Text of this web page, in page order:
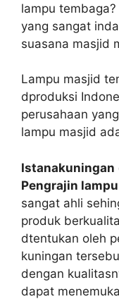
lampu
yang sangat
suasana masjid
Lampu masjid
dproduksi
perusahaan
lampu masjid
Istanakuningan
Pengrajin
sangat ahli
produk
dtentukan oleh
kuningan
dengan
dapat